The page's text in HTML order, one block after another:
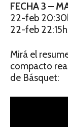
FECHA 3 –
22-feb
22-feb
Mirá el
compacto
de Básquet: